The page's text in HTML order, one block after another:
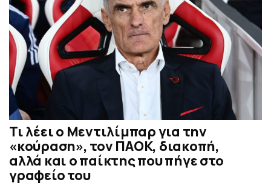
Τι λέει ο Μεντιλίμπαρ για την
«κούραση», τον ΠΑΟΚ, διακοπή,
αλλά και ο παίκτης που πήγε στο
γραφείο του